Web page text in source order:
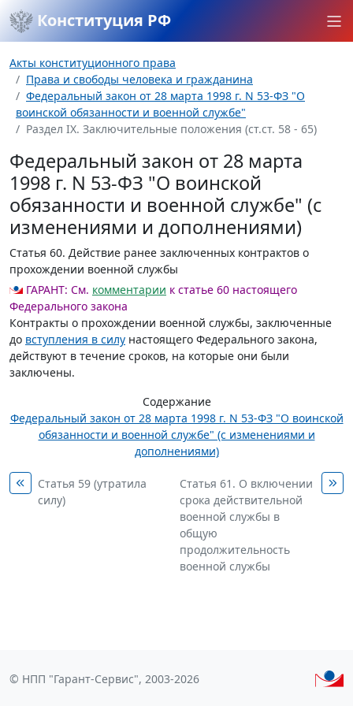
Конституция РФ
Акты конституционного права
Права и свободы человека и гражданина
Федеральный закон от 28 марта 1998 г. N 53-ФЗ "О
воинской обязанности и военной службе"
Раздел IX. Заключительные положения (ст.ст. 58 - 65)
Федеральный закон от 28 марта
1998 г. N 53-ФЗ "О воинской
обязанности и военной службе" (с
изменениями и дополнениями)
Статья 60. Действие ранее заключенных контрактов о
прохождении военной службы
ГАРАНТ: См. комментарии к статье 60 настоящего
Федерального закона
Контракты о прохождении военной службы, заключенные
до вступления в силу настоящего Федерального закона,
действуют в течение сроков, на которые они были
заключены.
Содержание
Федеральный закон от 28 марта 1998 г. N 53-ФЗ "О воинской
обязанности и военной службе" (с изменениями и
дополнениями)
Статья 59 (утратила
силу)
Статья 61. О включении
срока действительной
военной службы в
общую
продолжительность
военной службы
© НПП "Гарант-Сервис", 2003-2026